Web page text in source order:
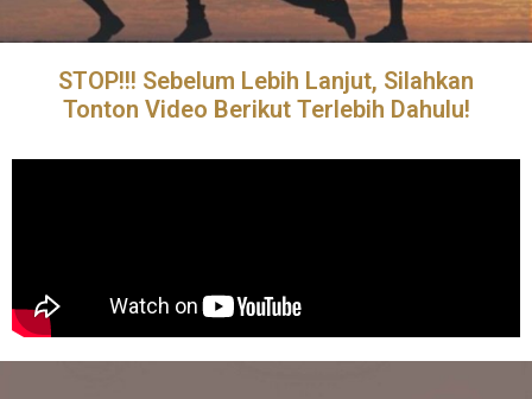
STOP!!! Sebelum Lebih Lanjut, Silahkan
Tonton Video Berikut Terlebih Dahulu!